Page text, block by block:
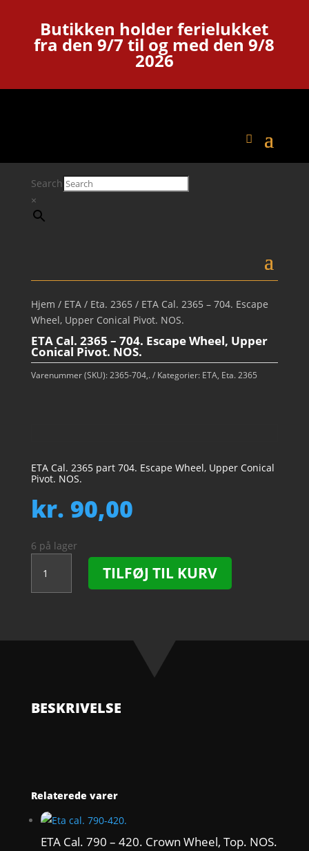
Butikken holder ferielukket
fra den 9/7 til og med den 9/8
2026
Search
×
Hjem / ETA/ Eta. 2365 / ETA Cal. 2365 – 704. Escape
Wheel, Upper Conical Pivot. NOS.
ETA Cal. 2365 – 704. Escape Wheel, Upper
Conical Pivot. NOS.
Varenummer (SKU):2365-704,. Kategorier: ETA, Eta. 2365
ETA Cal. 2365 part 704. Escape Wheel, Upper Conical
Pivot. NOS.
kr. 90,00
6 på lager
Cal.
2365
Escape
Pivot.
TILFØJ TIL KURV
BESKRIVELSE
Relaterede varer
ETA Cal. 790 – 420. Crown Wheel, Top. NOS.